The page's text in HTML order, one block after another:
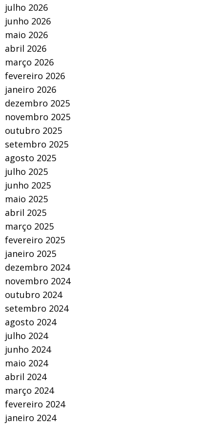
julho 2026
junho 2026
maio 2026
abril 2026
março 2026
fevereiro 2026
janeiro 2026
dezembro 2025
novembro 2025
outubro 2025
setembro 2025
agosto 2025
julho 2025
junho 2025
maio 2025
abril 2025
março 2025
fevereiro 2025
janeiro 2025
dezembro 2024
novembro 2024
outubro 2024
setembro 2024
agosto 2024
julho 2024
junho 2024
maio 2024
abril 2024
março 2024
fevereiro 2024
janeiro 2024